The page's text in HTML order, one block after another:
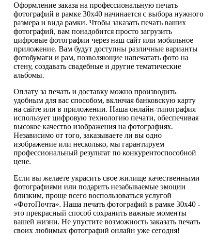
Оформление заказа на профессиональную печать
фотографий в рамке 30х40 начинается с выбора нужного
размера и вида рамки. Чтобы заказать печать ваших
фотографий, вам понадобится просто загрузить
цифровые фотографии через наш сайт или мобильное
приложение. Вам будут доступны различные варианты
фотобумаги и рам, позволяющие напечатать фото на
стену, создавать свадебные и другие тематические
альбомы.
Оплату за печать и доставку можно производить
удобным для вас способом, включая банковскую карту
на сайте или в приложении. Наша онлайн-типография
использует цифровую технологию печати, обеспечивая
высокое качество изображения на фотографиях.
Независимо от того, заказываете ли вы одно
изображение или несколько, мы гарантируем
профессиональный результат по конкурентоспособной
цене.
Если вы желаете украсить свое жилище качественными
фотографиями или подарить незабываемые эмоции
близким, проще всего воспользоваться услугой
«ФотоПочта». Наша печать фотографий в рамке 30х40 -
это прекрасный способ сохранить важные моменты
вашей жизни. Не упустите возможность заказать печать
своих любимых фотографий онлайн уже сегодня!